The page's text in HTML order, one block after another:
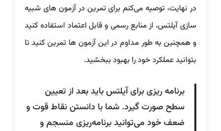
در نهایت، توصیه می‌کنم برای تمرین در آزمون های شبیه
سازی آیلتس، از منابع رسمی و قابل اعتماد استفاده کنید
و همچنین به طور مداوم در این آزمون ها تمرین کنید تا
بتوانید عملکرد خود را بهبود ببخشید.
برنامه ریزی برای آیلتس باید بعد از تعیین
سطح صورت گیرد. شما با دانستن نقاط قوت و
ضعف خود می‌توانید برنامه‌ریزی منسجم و